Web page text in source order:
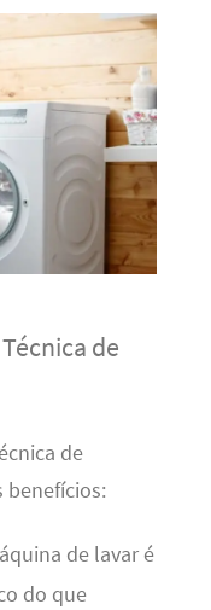
de
de
benefícios:
de lavar é
do que